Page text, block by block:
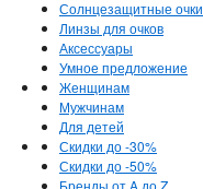
Солнцезащитные очки
Линзы для очков
Аксессуары
Умное предложение
Женщинам
Мужчинам
Для детей
Скидки до -30%
Скидки до -50%
Бренды от A до Z